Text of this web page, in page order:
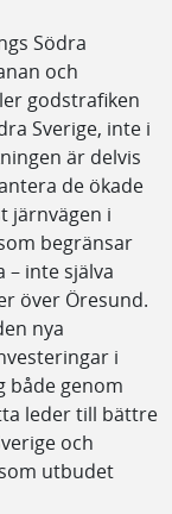
Södra
och
godstrafiken
Sverige, inte i
är delvis
de ökade
järnvägen i
begränsar
inte själva
över Öresund.
nya
i
både genom
leder till bättre
och
utbudet